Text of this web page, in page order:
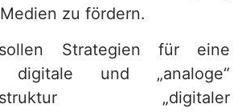
zu fördern.
Strategien für eine
digitale und „analoge“
„digitaler